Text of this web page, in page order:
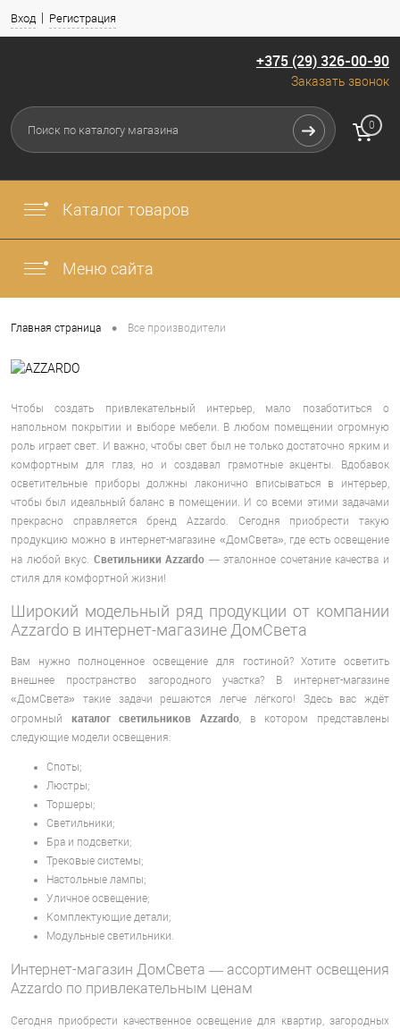
Вход Регистрация
+375 (29) 326-00-90
Заказать звонок
Меню сайта
Каталог товаров
0
Главная страница • Все производители
Чтобы создать привлекательный интерьер, мало позаботиться о
напольном покрытии и выборе мебели. В любом помещении огромную
роль играет свет. И важно, чтобы свет был не только достаточно ярким и
комфортным для глаз, но и создавал грамотные акценты. Вдобавок
осветительные приборы должны лаконично вписываться в интерьер,
чтобы был идеальный баланс в помещении. И со всеми этими задачами
прекрасно справляется бренд Azzardo. Сегодня приобрести такую
продукцию можно в интернет-магазине «ДомСвета», где есть освещение
на любой вкус. Светильники Azzardo — эталонное сочетание качества и
стиля для комфортной жизни!
Широкий модельный ряд продукции от компании
Azzardo в интернет-магазине ДомСвета
Вам нужно полноценное освещение для гостиной? Хотите осветить
внешнее пространство загородного участка? В интернет-магазине
«ДомСвета» такие задачи решаются легче лёгкого! Здесь вас ждёт
огромный каталог светильников Azzardo, в котором представлены
следующие модели освещения:
Споты;
Люстры;
Торшеры;
Светильники;
Бра и подсветки;
Трековые системы;
Настольные лампы;
Уличное освещение;
Комплектующие детали;
Модульные светильники.
Интернет-магазин ДомСвета — ассортимент освещения
Azzardo по привлекательным ценам
Сегодня приобрести качественное освещение для квартир, загородных